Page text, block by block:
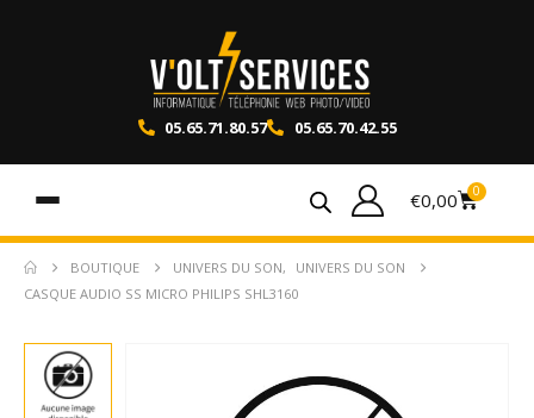
05.65.71.80.57 05.65.70.42.55
€0,00 0
BOUTIQUE UNIVERS DU SON,
UNIVERS DU SON
CASQUE AUDIO SS MICRO PHILIPS SHL3160